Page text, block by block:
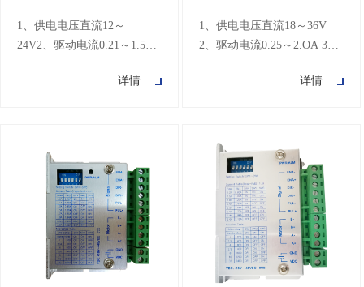
1、供电电压直流12～
24V2、驱动电流0.21～1.5A
详情
1、供电电压直流18～36V
2、驱动电流0.25～2.OA 3、
详情